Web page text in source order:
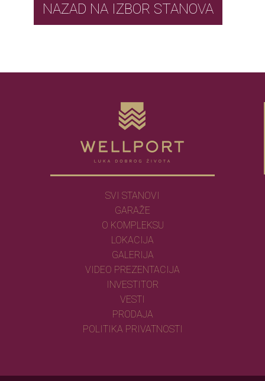
NAZAD NA IZBOR STANOVA
SVI STANOVI
GARAŽE
O KOMPLEKSU
LOKACIJA
GALERIJA
VIDEO PREZENTACIJA
INVESTITOR
VESTI
PRODAJA
POLITIKA PRIVATNOSTI